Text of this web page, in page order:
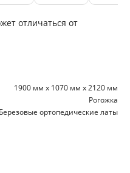
отличаться от
1900 мм х 1070 мм х 2120 мм
Рогожка
Березовые ортопедические латы